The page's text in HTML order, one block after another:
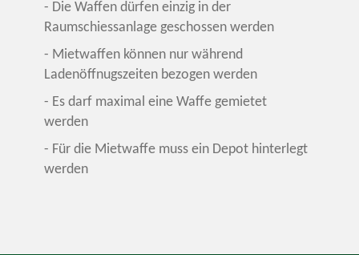
- Die Waffen dürfen einzig in der
Raumschiessanlage geschossen werden
- Mietwaffen können nur während
Ladenöffnugszeiten bezogen werden
- Es darf maximal eine Waffe gemietet
werden
- Für die Mietwaffe muss ein Depot hinterlegt
werden